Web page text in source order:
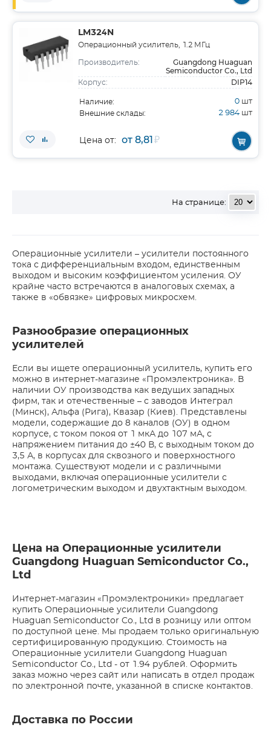
LM324N
Операционный усилитель, 1.2 МГц
Производитель:
Guangdong Huaguan
Semiconductor Co., Ltd
Корпус: DIP14
Наличие: 0 шт
Внешние склады: 2 984 шт
Цена от: от 8,81₽
На странице:
Операционные усилители – усилители постоянного
тока с дифференциальным входом, единственным
выходом и высоким коэффициентом усиления. ОУ
крайне часто встречаются в аналоговых схемах, а
также в «обвязке» цифровых микросхем.
Разнообразие операционных
усилителей
Если вы ищете операционный усилитель, купить его
можно в интернет-магазине «Промэлектроника». В
наличии ОУ производства как ведущих западных
фирм, так и отечественные – с заводов Интеграл
(Минск), Альфа (Рига), Квазар (Киев). Представлены
модели, содержащие до 8 каналов (ОУ) в одном
корпусе, с током покоя от 1 мкА до 107 мА, с
напряжением питания до ±40 В, с выходным током до
3,5 А, в корпусах для сквозного и поверхностного
монтажа. Существуют модели и с различными
выходами, включая операционные усилители с
логометрическим выходом и двухтактным выходом.
Цена на Операционные усилители
Guangdong Huaguan Semiconductor Co.,
Ltd
Интернет-магазин «Промэлектроники» предлагает
купить Операционные усилители Guangdong
Huaguan Semiconductor Co., Ltd в розницу или оптом
по доступной цене. Мы продаем только оригинальную
сертифицированную продукцию. Стоимость на
Операционные усилители Guangdong Huaguan
Semiconductor Co., Ltd - от 1.94 рублей. Оформить
заказ можно через сайт или написать в отдел продаж
по электронной почте, указанной в списке контактов.
Доставка по России